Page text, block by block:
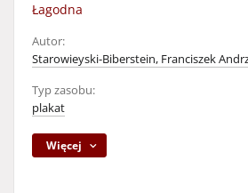
Łagodna
Autor:
Starowieyski-Biberstein, Franciszek
Typ zasobu:
plakat
Więcej